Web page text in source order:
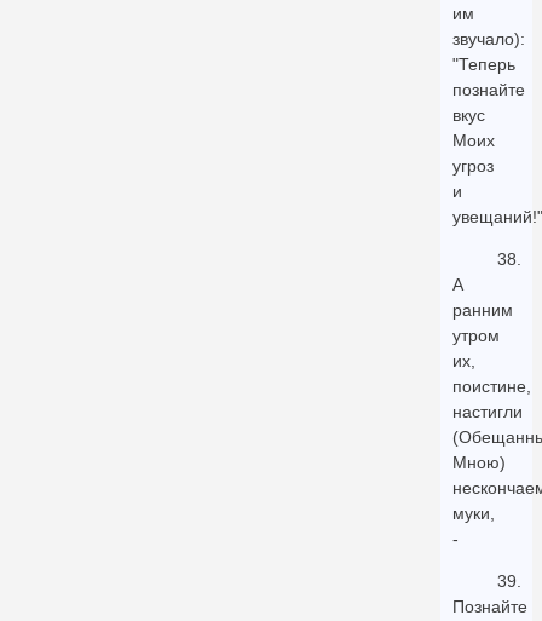
им
звучало):
"Теперь
познайте
вкус
Моих
угроз
и
увещаний!"
38.
А
ранним
утром
их,
поистине,
настигли
Мною)
муки,
-
39.
Познайте